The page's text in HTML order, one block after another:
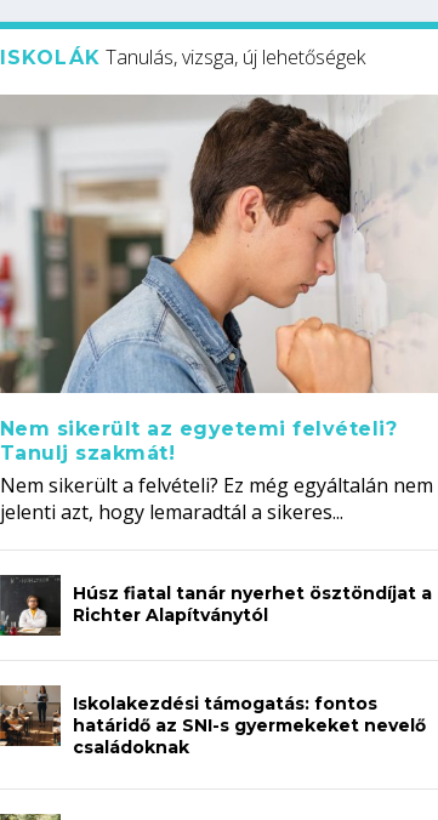
ISKOLÁK Tanulás, vizsga, új lehetőségek
Nem sikerült az egyetemi felvételi?
Tanulj szakmát!
Nem sikerült a felvételi? Ez még egyáltalán nem
jelenti azt, hogy lemaradtál a sikeres...
Húsz fiatal tanár nyerhet ösztöndíjat a
Richter Alapítványtól
Iskolakezdési támogatás: fontos
határidő az SNI-s gyermekeket nevelő
családoknak